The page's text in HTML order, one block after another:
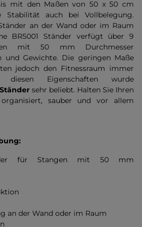
mit den Maßen von 50 x 50 cm
Stabilität auch bei Vollbelegung.
an der Wand oder im Raum
BR5001 Ständer verfügt über 9
mit 50 mm Durchmesser
und Gewichte. Die geringen Maße
jedoch den Fitnessraum immer
diesen Eigenschaften wurde
sehr beliebt. Halten Sie Ihren
sauber und vor allem
für Stangen mit 50 mm
an der Wand oder im Raum